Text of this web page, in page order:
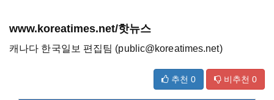
www.koreatimes.net/핫뉴스
캐나다 한국일보 편집팀 (public@koreatimes.net)
추천 0 비추천 0